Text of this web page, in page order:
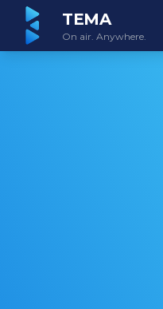
TEMA
On air. Anywhere.